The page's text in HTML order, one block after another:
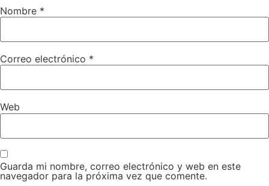
Nombre *
Correo electrónico *
Web
Guarda mi nombre, correo electrónico y web en este
navegador para la próxima vez que comente.